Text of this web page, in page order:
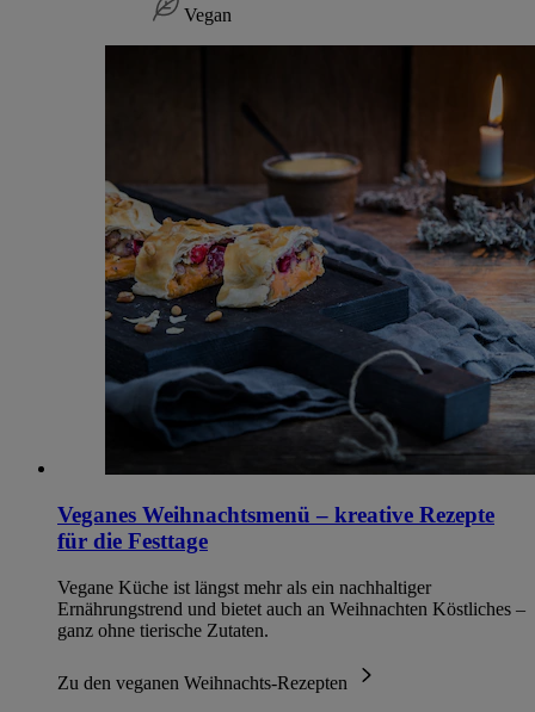
Vegan
Veganes Weihnachtsmenü – kreative Rezepte
für die Festtage
Vegane Küche ist längst mehr als ein nachhaltiger
Ernährungstrend und bietet auch an Weihnachten Köstliches –
ganz ohne tierische Zutaten.
Zu den veganen Weihnachts-Rezepten